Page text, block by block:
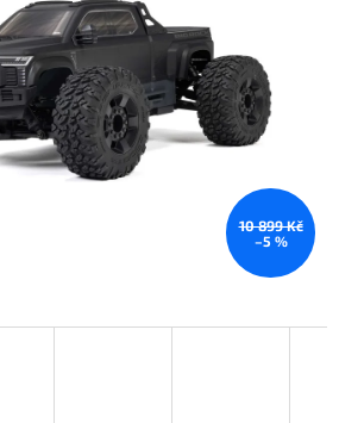
10 899 Kč
–5 %